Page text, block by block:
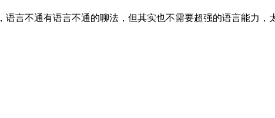
，语言不通有语言不通的聊法，但其实也不需要超强的语言能力